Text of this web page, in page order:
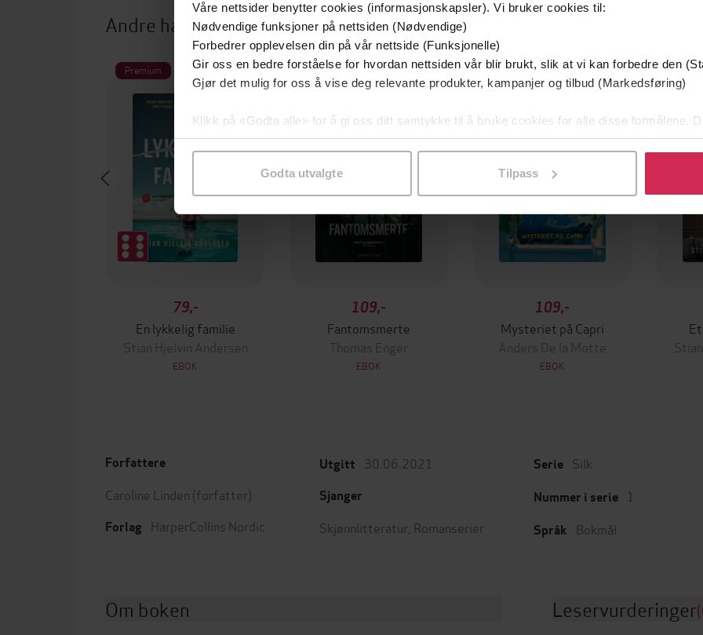
Våre nettsider benytter cookies (informasjonskapsler). Vi bruker cookies til:
Nødvendige funksjoner på nettsiden (Nødvendige)
Forbedrer opplevelsen din på vår nettside (Funksjonelle)
Gir oss en bedre forståelse for hvordan nettsiden vår blir brukt, slik at vi kan forbedre den
Gjør det mulig for oss å vise deg relevante produkter, kampanjer og tilbud (Markedsføring)
Klikk på «Godta alle» for å gi oss ditt samtykke til å bruke cookies for alle disse formålene.
samtykke til spesifikke formål ved å klikke på «Tilpass». Du kan når som helst trekke
Godta utvalgte Tilpass
Andre har også kjøpt
Premium
79,-
En lykkelig familie
Stian Hjelvin Andersen
EBOK
109,-
Fantomsmerte
Thomas Enger
EBOK
Første gang på tilbud
Vi anbefaler
109,-
Mysteriet på Capri
Anders De la Motte
EBOK
Forfattere
Caroline Linden (forfatter)
Forlag HarperCollins Nordic
Utgitt 30.06.2021
Sjanger
Skjønnlitteratur Romanserier
Serie Silk
Nummer i serie 1
Språk Bokmål
Om boken Leservurderinger